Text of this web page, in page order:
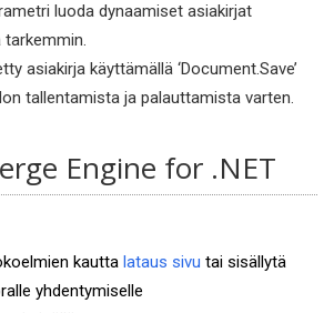
luoda dynaamiset asiakirjat
asiakirja käyttämällä ‘Document.Save’
tallentamista ja palauttamista varten.
Engine for .NET
kautta lataus sivu tai sisällytä
yhdentymiselle